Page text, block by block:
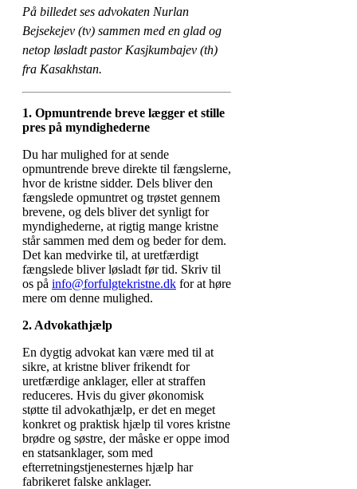
På billedet ses advokaten Nurlan
Bejsekejev (tv) sammen med en glad og
netop løsladt pastor Kasjkumbajev (th)
fra Kasakhstan.
1. Opmuntrende breve lægger et stille
pres på myndighederne
Du har mulighed for at sende
opmuntrende breve direkte til fængslerne,
hvor de kristne sidder. Dels bliver den
fængslede opmuntret og trøstet gennem
brevene, og dels bliver det synligt for
myndighederne, at rigtig mange kristne
står sammen med dem og beder for dem.
Det kan medvirke til, at uretfærdigt
fængslede bliver løsladt før tid. Skriv til
os på info@forfulgtekristne.dk for at høre
mere om denne mulighed.
2. Advokathjælp
En dygtig advokat kan være med til at
sikre, at kristne bliver frikendt for
uretfærdige anklager, eller at straffen
reduceres. Hvis du giver økonomisk
støtte til advokathjælp, er det en meget
konkret og praktisk hjælp til vores kristne
brødre og søstre, der måske er oppe imod
en statsanklager, som med
efterretningstjenesternes hjælp har
fabrikeret falske anklager.